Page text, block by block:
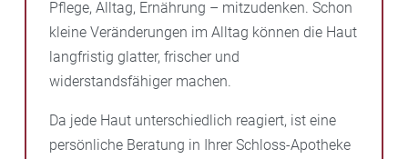
Pflege, Alltag, Ernährung – mitzudenken. Schon
kleine Veränderungen im Alltag können die Haut
langfristig glatter, frischer und
widerstandsfähiger machen.
Da jede Haut unterschiedlich reagiert, ist eine
persönliche Beratung in Ihrer Schloss-Apotheke